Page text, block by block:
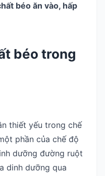
béo ăn vào, hấp
béo trong
thiết yếu trong chế
phần của chế độ
dưỡng đường ruột
dinh dưỡng qua